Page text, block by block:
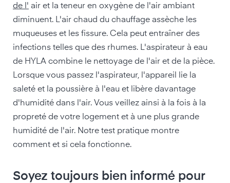
de l' air et la teneur en oxygène de l'air ambiant
diminuent. L'air chaud du chauffage assèche les
muqueuses et les fissure. Cela peut entraîner des
infections telles que des rhumes. L'aspirateur à eau
de HYLA combine le nettoyage de l'air et de la pièce.
Lorsque vous passez l'aspirateur, l'appareil lie la
saleté et la poussière à l'eau et libère davantage
d'humidité dans l'air. Vous veillez ainsi à la fois à la
propreté de votre logement et à une plus grande
humidité de l'air. Notre test pratique montre
comment et si cela fonctionne.
Soyez toujours bien informé pour